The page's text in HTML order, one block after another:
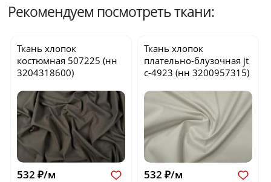
Рекомендуем посмотреть ткани:
Ткань хлопок
костюмная 507225 (нн
3204318600)
532 ₽/м
Ткань хлопок
плательно-блузочная jt
c-4923 (нн 3200957315)
532 ₽/м